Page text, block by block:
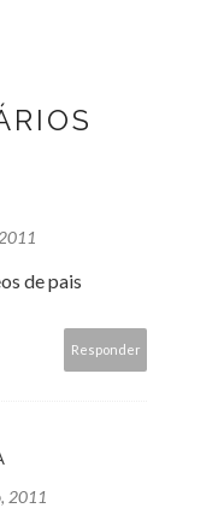
de pais
Responder
2011